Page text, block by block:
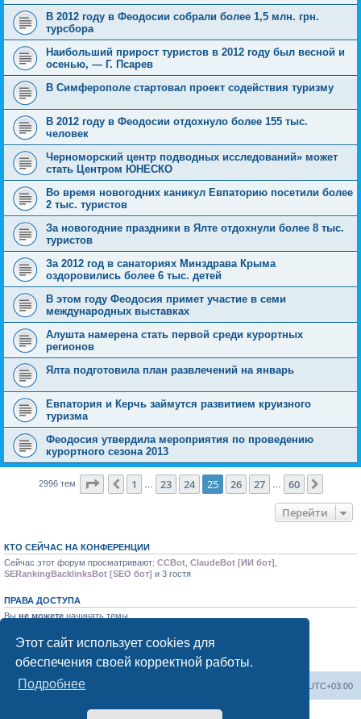
Этот сайт использует cookies для
обеспечения своей корректной работы.
Подробнее
В 2012 году в Феодосии собрали более 1,5 млн. грн.
турсбора
Наибольший прирост туристов в 2012 году был весной и
осенью, — Г. Псарев
В Симферополе стартовал проект содействия туризму
В 2012 году в Феодосии отдохнуло более 155 тыс.
человек
Черноморский центр подводных исследований» может
стать Центром ЮНЕСКО
Во время новогодних каникул Евпаторию посетили более
2 тыс. туристов
За новогодние праздники в Ялте отдохнули более 8 тыс.
туристов
За 2012 год в санаториях Минздрава Крыма
оздоровились более 6 тыс. детей
В этом году Феодосия примет участие в семи
международных выставках
Алушта намерена стать первой среди курортных
регионов
Ялта подготовила план развлечений на январь
Евпатория и Керчь займутся развитием круизного
туризма
Феодосия утвердила мероприятия по проведению
курортного сезона 2013
2996 тем Страница 25из 60
Пред.
1 23 24 25 26 27 60
Перейти
КТО СЕЙЧАС НА КОНФЕРЕНЦИИ
Сейчас этот форум просматривают: CCBot ClaudeBot [ИИ бот]
SERankingBacklinksBot [SEO бот] и 3 гостя
ПРАВА ДОСТУПА
Вы не можете начинать темы
Выне можетередактировать свои сообщения
Выне можетеудалять свои сообщения
Выне можетедобавлять вложения
Форум «Весь Крым» UTC+03:00
Создано на основе phpBB® Forum Software © phpBB Limited